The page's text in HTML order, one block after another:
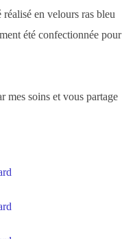
en velours ras bleu
été confectionnée pour
mes soins et vous partage